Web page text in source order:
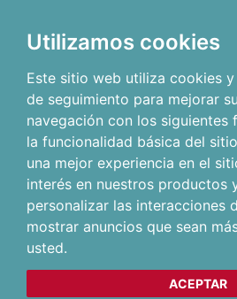
Utilizamos cookies
Este sitio web utiliza cookies
de seguimiento para mejorar
navegación con los siguientes
la funcionalidad básica del
una mejor experiencia en el
interés en nuestros productos
personalizar las interacciones
mostrar anuncios que sean
usted.
ACEPTAR